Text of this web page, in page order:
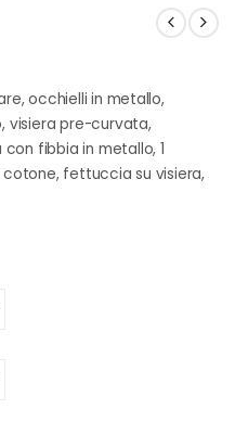
occhielli in metallo,
visiera pre-curvata,
fibbia in metallo, 1
fettuccia su visiera,